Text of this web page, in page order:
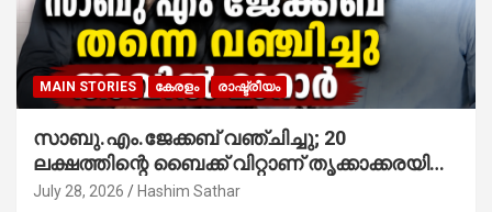
MAIN STORIES കേരളം രാഷ്ട്രീയം
സാബു.എം.ജേക്കബ് വഞ്ചിച്ചു; 20
ലക്ഷത്തിന്റെ ബൈക്ക് വിറ്റാണ് തൃക്കാക്കരയില്‍
മത്സരിച്ചത്! പ്രചാരണത്തിന് രണ്ടേ രണ്ടുപേര്‍
July 28, 2026 Hashim Sathar